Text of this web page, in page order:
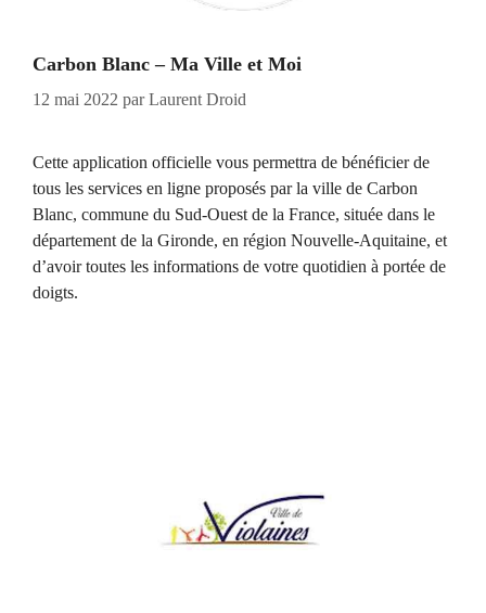
Carbon Blanc – Ma Ville et Moi
12 mai 2022 parLaurent Droid
Cette application officielle vous permettra de bénéficier de
tous les services en ligne proposés par la ville de Carbon
Blanc, commune du Sud-Ouest de la France, située dans le
département de la Gironde, en région Nouvelle-Aquitaine, et
d’avoir toutes les informations de votre quotidien à portée de
doigts.